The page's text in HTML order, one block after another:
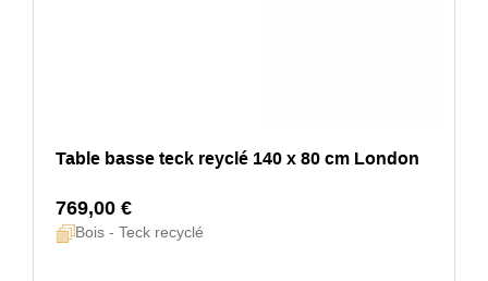
Table basse teck reyclé 140 x 80 cm London
769,00 €
Bois - Teck recyclé